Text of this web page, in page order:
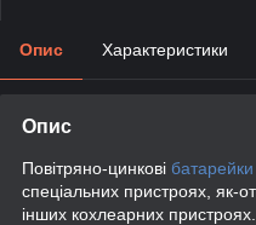
Опис Характеристики
Опис
Повітряно-цинкові батарейки
спеціальних пристроях, як-
інших кохлеарних